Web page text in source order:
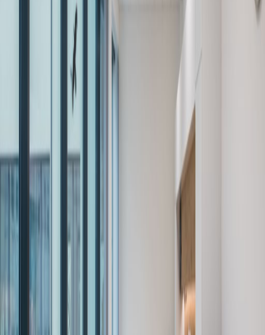
a weboldalról
HUF200
Coworking asztalok
Iroda leírása
The city of Debrecen has experienced great
development in the last few years, attracting
foreign investors from all over the world and is
now home to some of the most exciting and
innovative business projects and commercial
growth in Europe. This centre sits right in the
heart of this corporate environment, offering a
high-quality and prestigious location within a
provides a range of local services including
accommodation, restaurants and shops; with
excellent local transport links running frequent
Kapcsolódó irodák
Barna street 23, 4025
a weboldalról HUF300
Vágóhíd u. 2., 4034